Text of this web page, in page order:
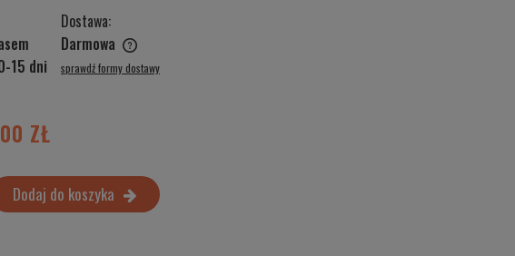
15 dni
Dostawa:
Darmowa
kosztów
sprawdź formy dostawy
ZŁ
Dodaj do koszyka